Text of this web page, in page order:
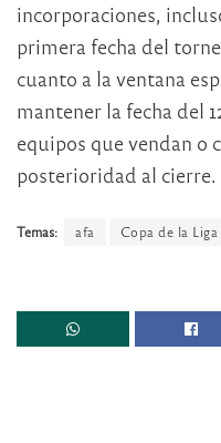
incorporaciones,
primera fecha del
cuanto a la ventana
mantener la fecha del
equipos que vendan o
posterioridad al cierre.
Temas: afa Copa de la Liga